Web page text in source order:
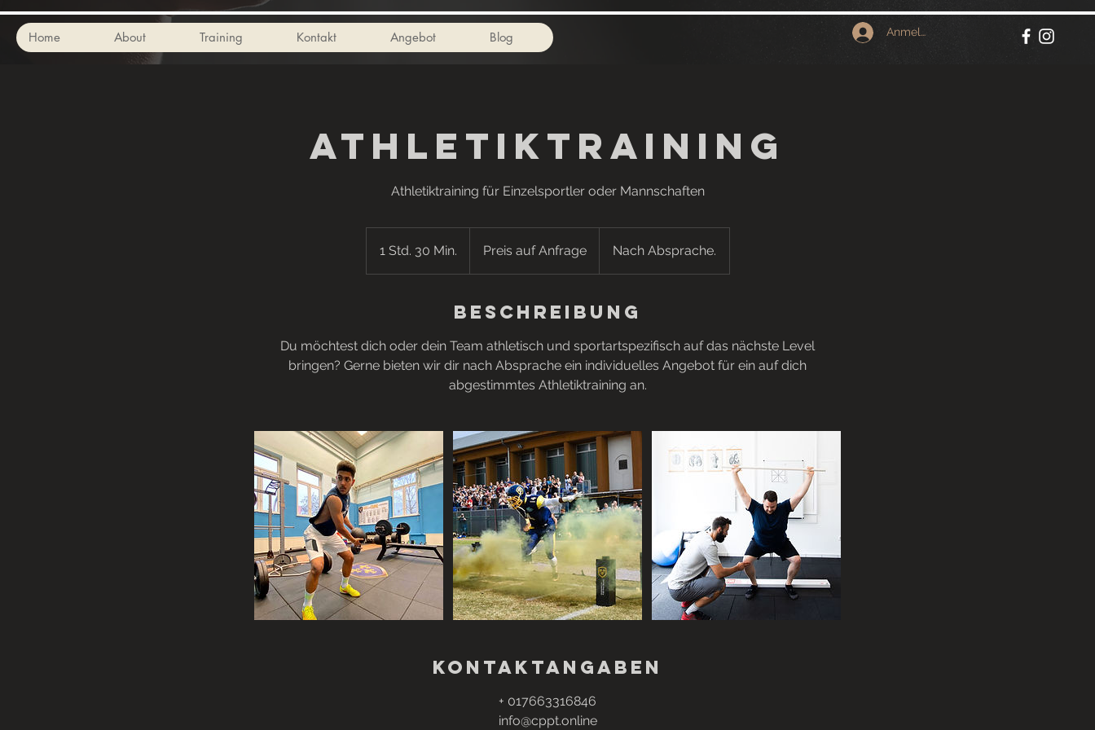
Home About Training Kontakt Angebot Blog Anmelden
Athletiktraining
Athletiktraining für Einzelsportler oder Mannschaften
1 Std. 30 Min.
S
d
0
M
i
Anfrage
Preis auf Anfrage Nach Absprache.
Beschreibung
Du möchtest dich oder dein Team athletisch und sportartspezifisch auf das nächste Level
bringen? Gerne bieten wir dir nach Absprache ein individuelles Angebot für ein auf dich
abgestimmtes Athletiktraining an.
Kontaktangaben
+ 017663316846
info@cppt.online